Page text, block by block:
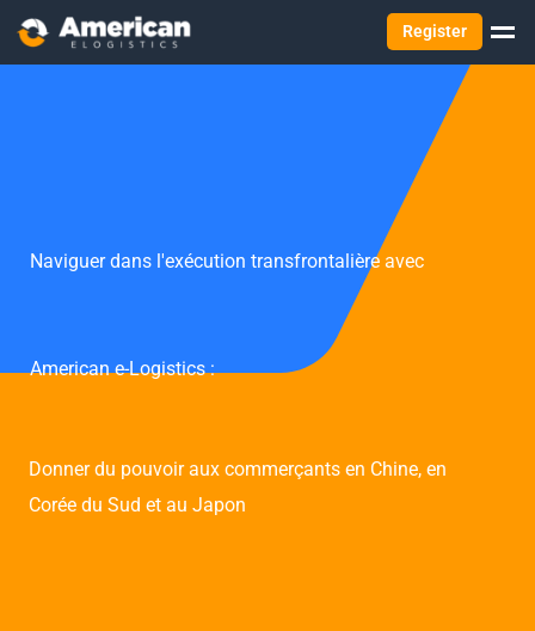
Register
Naviguer dans l'exécution transfrontalière avec
American e-Logistics :
Donner du pouvoir aux commerçants en Chine, en
Corée du Sud et au Japon